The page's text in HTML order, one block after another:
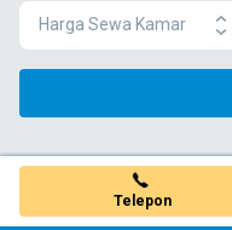
Harga Sewa Kamar
Telepon